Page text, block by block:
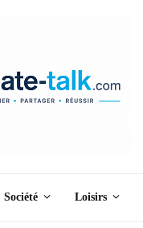
Société Loisirs